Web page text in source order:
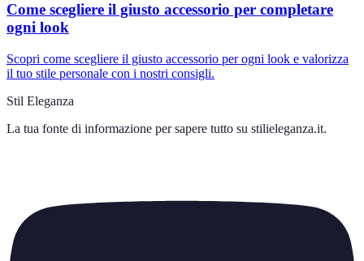
Come scegliere il giusto accessorio per completare
ogni look
Scopri come scegliere il giusto accessorio per ogni look e valorizza
il tuo stile personale con i nostri consigli.
Stil Eleganza
La tua fonte di informazione per sapere tutto su stilieleganza.it.